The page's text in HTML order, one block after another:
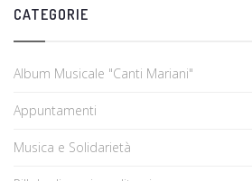
CATEGORIE
Album Musicale "Canti Mariani"
Appuntamenti
Musica e Solidarietà